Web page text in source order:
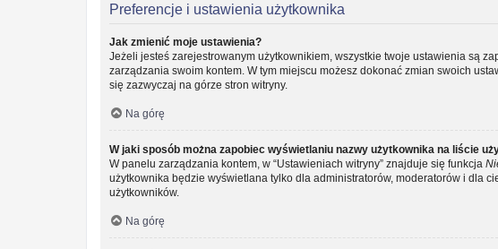
Preferencje i ustawienia użytkownika
Jak zmienić moje ustawienia?
Jeżeli jesteś zarejestrowanym użytkownikiem, wszystkie twoje ustawienia są
zarządzania swoim kontem. W tym miejscu możesz dokonać zmian swoich
się zazwyczaj na górze stron witryny.
Na górę
W jaki sposób można zapobiec wyświetlaniu nazwy użytkownika na liście
W panelu zarządzania kontem, w “Ustawieniach witryny” znajduje się funkcja
użytkownika będzie wyświetlana tylko dla administratorów, moderatorów i dla
użytkowników.
Na górę